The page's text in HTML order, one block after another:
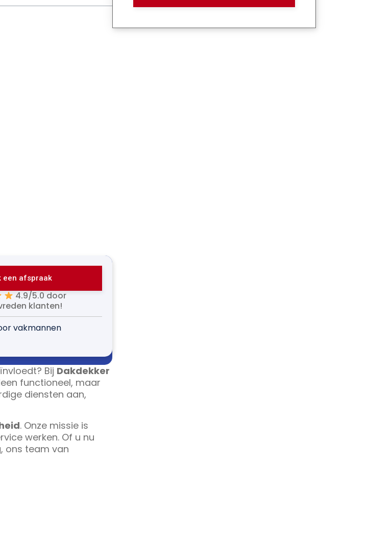
een afspraak
4.9/5.0 door
klanten!
vakmannen
Bij Dakdekker
functioneel, maar
diensten aan,
. Onze missie is
werken. Of u nu
ons team van